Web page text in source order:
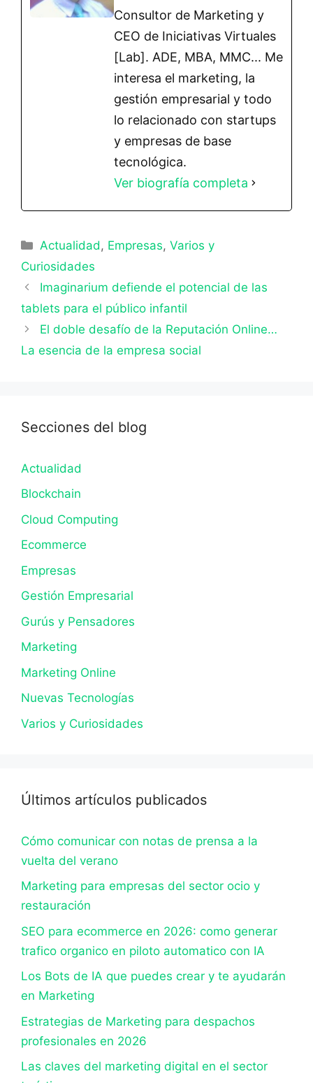
Consultor de Marketing y
CEO de Iniciativas Virtuales
[Lab]. ADE, MBA, MMC... Me
interesa el marketing, la
gestión empresarial y todo
lo relacionado con startups
y empresas de base
tecnológica.
Ver biografía completa
Categorías
Actualidad , Empresas,Varios y
Curiosidades
Imaginarium defiende el potencial de las
tablets para el público infantil
El doble desafío de la Reputación Online…
La esencia de la empresa social
Secciones del blog
Actualidad
Blockchain
Cloud Computing
Ecommerce
Empresas
Gestión Empresarial
Gurús y Pensadores
Marketing
Marketing Online
Nuevas Tecnologías
Varios y Curiosidades
Últimos artículos publicados
Cómo comunicar con notas de prensa a la
vuelta del verano
Marketing para empresas del sector ocio y
restauración
SEO para ecommerce en 2026: como generar
trafico organico en piloto automatico con IA
Los Bots de IA que puedes crear y te ayudarán
en Marketing
Estrategias de Marketing para despachos
profesionales en 2026
Las claves del marketing digital en el sector